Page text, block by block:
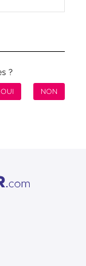
?
NON
OUI